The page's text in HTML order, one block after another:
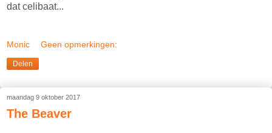
dat celibaat...
Monic Geen opmerkingen:
Delen
maandag 9 oktober 2017
The Beaver